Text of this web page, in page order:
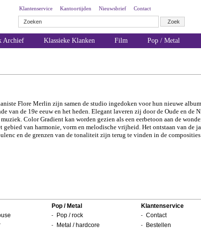
Klantenservice Kantoortijden Nieuwsbrief Contact
Archief Klassieke Klanken Film Pop / Metal
Flore Merlin zijn samen de studio ingedoken voor hun nieuwe
van de 19e eeuw en het heden. Elegant laveren zij door de Oude en de
Color Gradient kan worden gezien als een eerbetoon aan de
van harmonie, vorm en melodische vrijheid. Het ontstaan van de
en de grenzen van de tonaliteit zijn terug te vinden in de
Pop / Metal
Pop / rock
Metal / hardcore
Klantenservice
Contact
Bestellen